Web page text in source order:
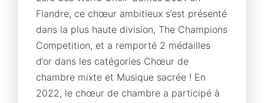
Flandre, ce chœur ambitieux s’est présenté
dans la plus haute division, The Champions
Competition, et a remporté 2 médailles
d’or dans les catégories Chœur de
chambre mixte et Musique sacrée ! En
2022, le chœur de chambre a participé à